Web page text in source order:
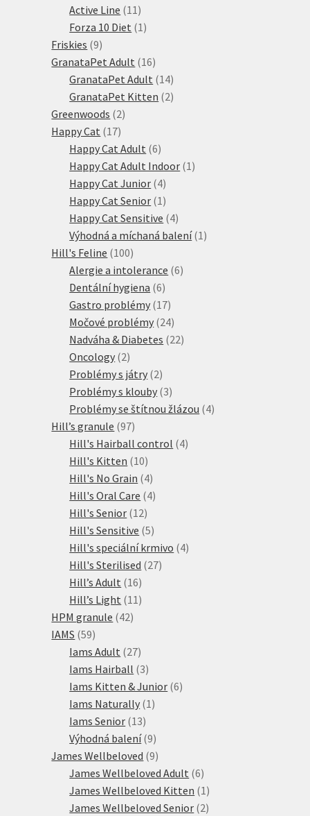
produktů
Active Line 11 11
produktů
Forza 10 Diet 1 1
Friskies 99
produktů
GranataPet Adult 1616
produktů
GranataPet Adult 1414
produktů
GranataPet Kitten 22
Greenwoods 22
Happy Cat 1717
produktů
Happy Cat Adult 66
produktů
Happy Cat Adult Indoor 1 1
Happy Cat Junior 44
produkty
Happy Cat Senior 1 1
produkt
Happy Cat Sensitive 44
produkty
Výhodná a míchaná balení 1 1
Hill's Feline 100100
produktů
Alergie a intolerance 66
Dentální hygiena 66
produktů
Gastro problémy 1717
produktů
Močové problémy 2424
produktů
Nadváha & Diabetes 2222
Oncology 22
produkty
Problémy s játry 22
produkty
Problémy s klouby 33
produkty
Problémy se štítnou žlázou 44
Hill’s granule 9797
produktů
Hill's Hairball control 44
Hill's Kitten 1010
produktů
Hill's No Grain 44
produkty
Hill's Oral Care 44
Hill's Senior 1212
produktů
Hill's Sensitive 55
produktů
Hill's speciální krmivo 44
Hill's Sterilised 2727
Hill’s Adult 1616
produktů
Hill’s Light 11 11
HPM granule 4242
IAMS 5959
produktů
Iams Adult 2727
produktů
Iams Hairball 33
produkty
Iams Kitten & Junior 66
Iams Naturally 1 1
Iams Senior 1313
produktů
Výhodná balení 99
produktů
James Wellbeloved 99
produktů
James Wellbeloved Adult 66
produktů
James Wellbeloved Kitten 1 1
produkt
James Wellbeloved Senior 22